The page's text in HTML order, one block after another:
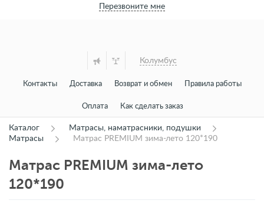
Перезвоните мне
Колумбус
Контакты Доставка Возврат и обмен Правила работы
Оплата Как сделать заказ
Каталог
Матрасы, наматрасники, подушки
Матрасы
Матрас PREMIUM зима-лето 120*190
Матрас PREMIUM зима-лето
120*190